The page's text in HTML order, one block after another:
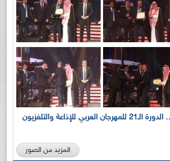
بالصور... الدورة الـ21 للمهرجان العربي للإذاعة والتلفزيون
المزيد من الصور